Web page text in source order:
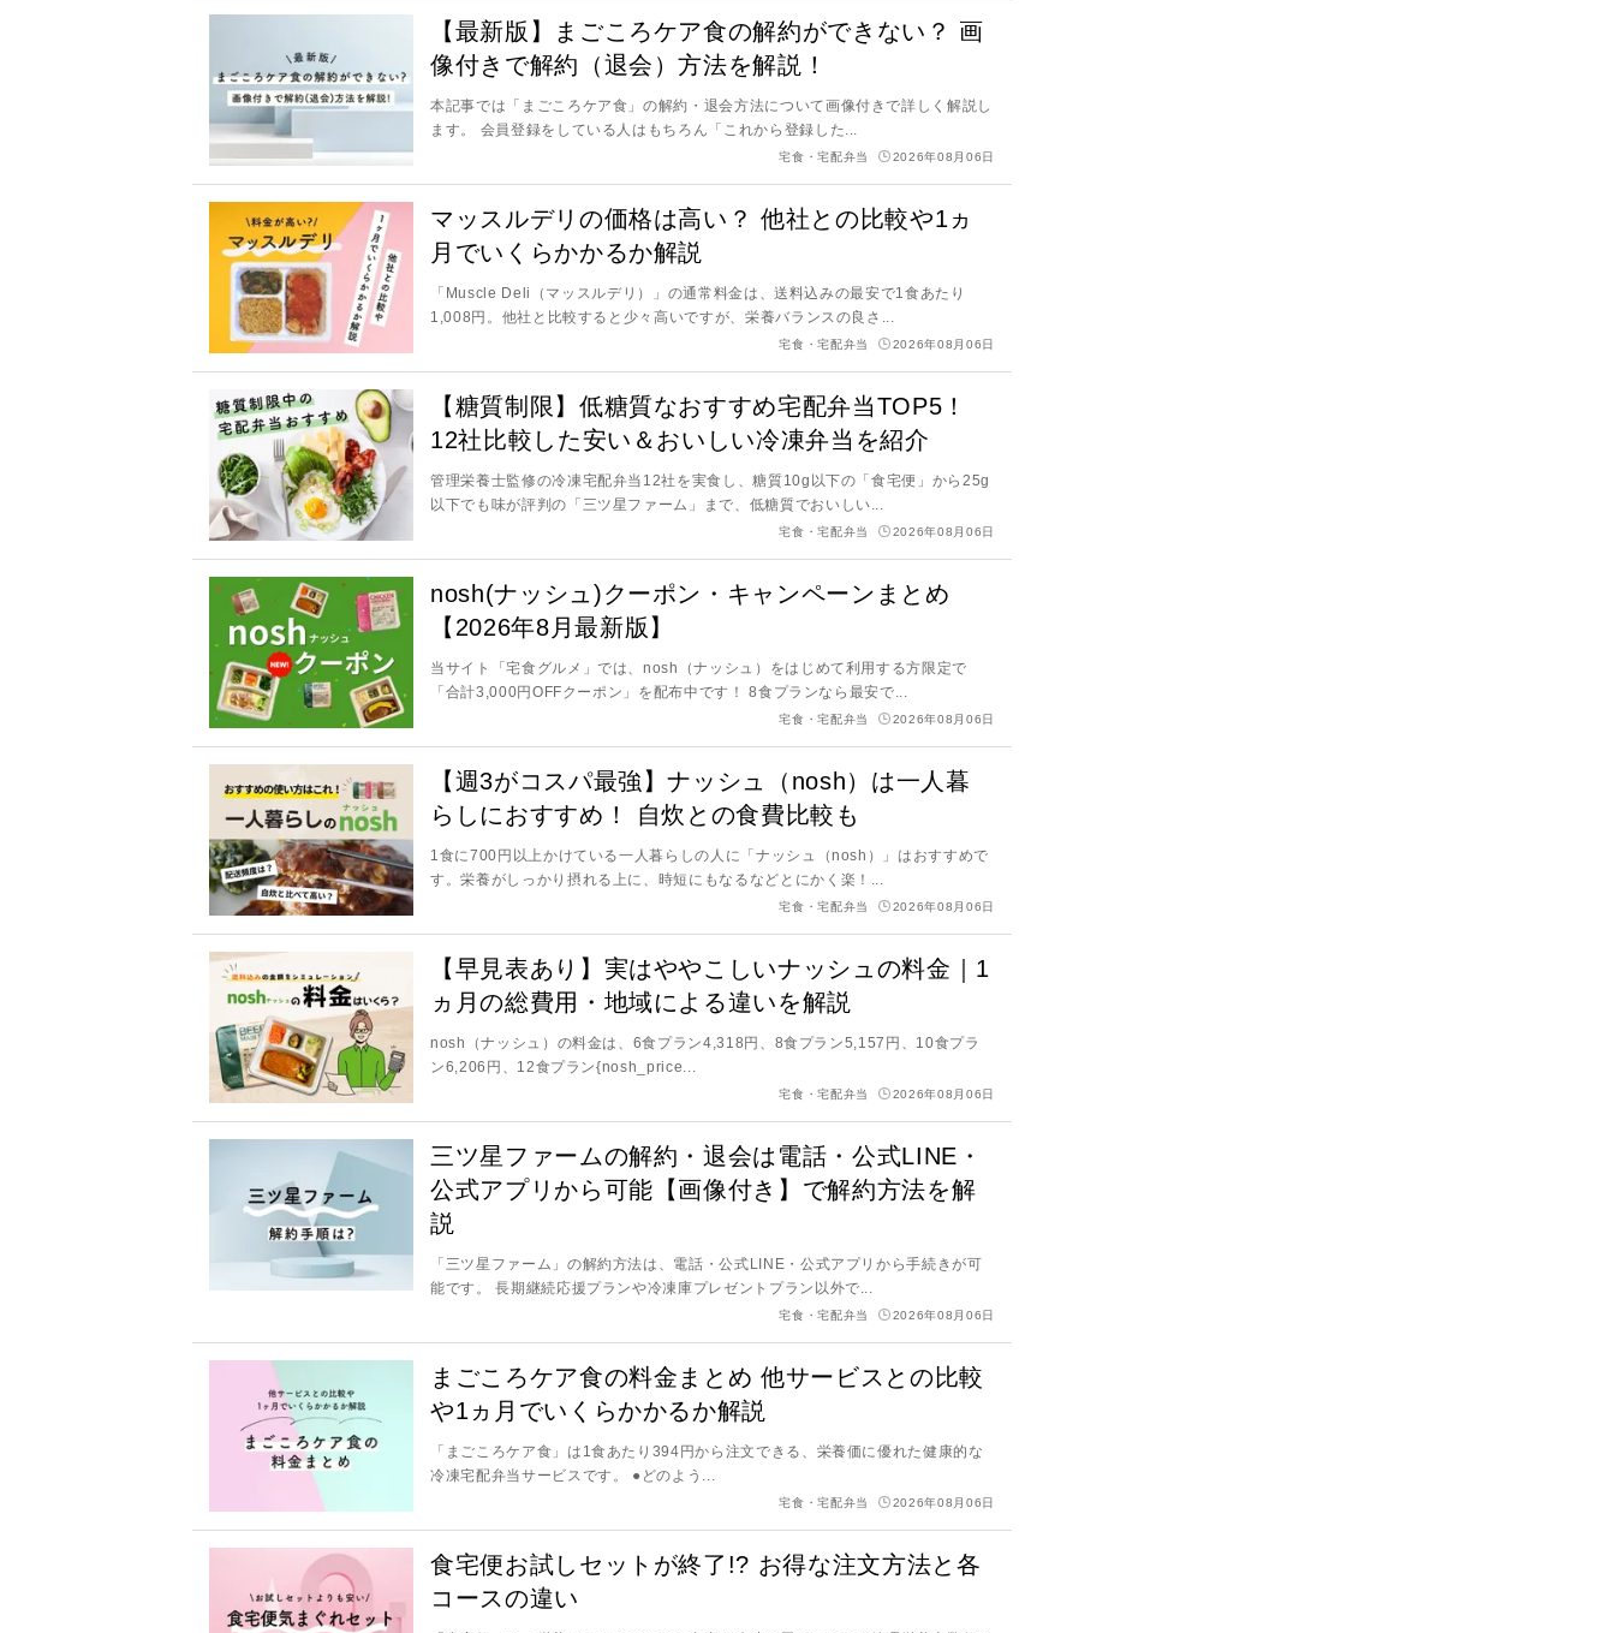
【最新版】まごころケア食の解約ができない？ 画
像付きで解約（退会）方法を解説！
本記事では「まごころケア食」の解約・退会方法について画像付きで詳しく解説し
ます。 会員登録をしている人はもちろん「これから登録した...
宅食・宅配弁当 2026年08月06日
マッスルデリの価格は高い？ 他社との比較や1ヵ
月でいくらかかるか解説
「Muscle Deli（マッスルデリ）」の通常料金は、送料込みの最安で1食あたり
1,008円。他社と比較すると少々高いですが、栄養バランスの良さ...
宅食・宅配弁当 2026年08月06日
【糖質制限】低糖質なおすすめ宅配弁当TOP5！
12社比較した安い＆おいしい冷凍弁当を紹介
管理栄養士監修の冷凍宅配弁当12社を実食し、糖質10g以下の「食宅便」から25g
以下でも味が評判の「三ツ星ファーム」まで、低糖質でおいしい...
宅食・宅配弁当 2026年08月06日
nosh(ナッシュ)クーポン・キャンペーンまとめ
【2026年8月最新版】
当サイト「宅食グルメ」では、nosh（ナッシュ）をはじめて利用する方限定で
「合計3,000円OFFクーポン」を配布中です！ 8食プランなら最安で...
宅食・宅配弁当 2026年08月06日
【週3がコスパ最強】ナッシュ（nosh）は一人暮
らしにおすすめ！ 自炊との食費比較も
1食に700円以上かけている一人暮らしの人に「ナッシュ（nosh）」はおすすめで
す。栄養がしっかり摂れる上に、時短にもなるなどとにかく楽！...
宅食・宅配弁当 2026年08月06日
【早見表あり】実はややこしいナッシュの料金｜1
ヵ月の総費用・地域による違いを解説
nosh（ナッシュ）の料金は、6食プラン4,318円、8食プラン5,157円、10食プラ
ン6,206円、12食プラン{nosh_price...
宅食・宅配弁当 2026年08月06日
三ツ星ファームの解約・退会は電話・公式LINE・
公式アプリから可能【画像付き】で解約方法を解
説
「三ツ星ファーム」の解約方法は、電話・公式LINE・公式アプリから手続きが可
能です。 長期継続応援プランや冷凍庫プレゼントプラン以外で...
宅食・宅配弁当 2026年08月06日
まごころケア食の料金まとめ 他サービスとの比較
や1ヵ月でいくらかかるか解説
「まごころケア食」は1食あたり394円から注文できる、栄養価に優れた健康的な
冷凍宅配弁当サービスです。 ●どのよう...
宅食・宅配弁当 2026年08月06日
食宅便お試しセットが終了!? お得な注文方法と各
コースの違い